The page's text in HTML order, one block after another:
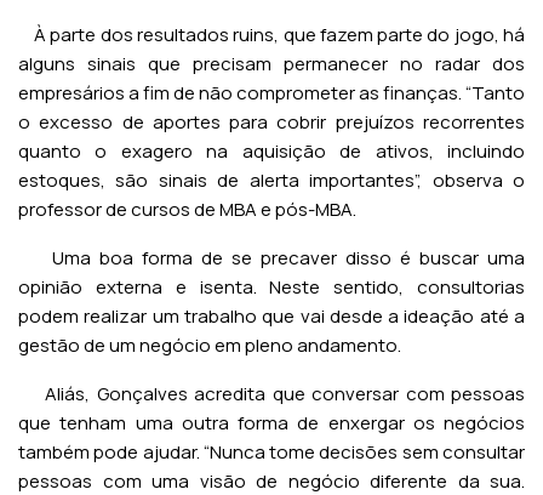
À parte dos resultados ruins, que fazem parte do jogo, há
alguns sinais que precisam permanecer no radar dos
empresários a fim de não comprometer as finanças. “Tanto
o excesso de aportes para cobrir prejuízos recorrentes
quanto o exagero na aquisição de ativos, incluindo
estoques, são sinais de alerta importantes”, observa o
professor de cursos de MBA e pós-MBA.
Uma boa forma de se precaver disso é buscar uma
opinião externa e isenta. Neste sentido, consultorias
podem realizar um trabalho que vai desde a ideação até a
gestão de um negócio em pleno andamento.
Aliás, Gonçalves acredita que conversar com pessoas
que tenham uma outra forma de enxergar os negócios
também pode ajudar. “Nunca tome decisões sem consultar
pessoas com uma visão de negócio diferente da sua.